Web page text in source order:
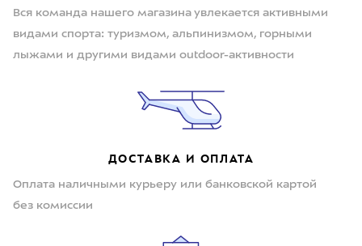
Вся команда нашего магазина увлекается активными
видами спорта: туризмом, альпинизмом, горными
лыжами и другими видами outdoor-активности
ДОСТАВКА И ОПЛАТА
Оплата наличными курьеру или банковской картой
без комиссии